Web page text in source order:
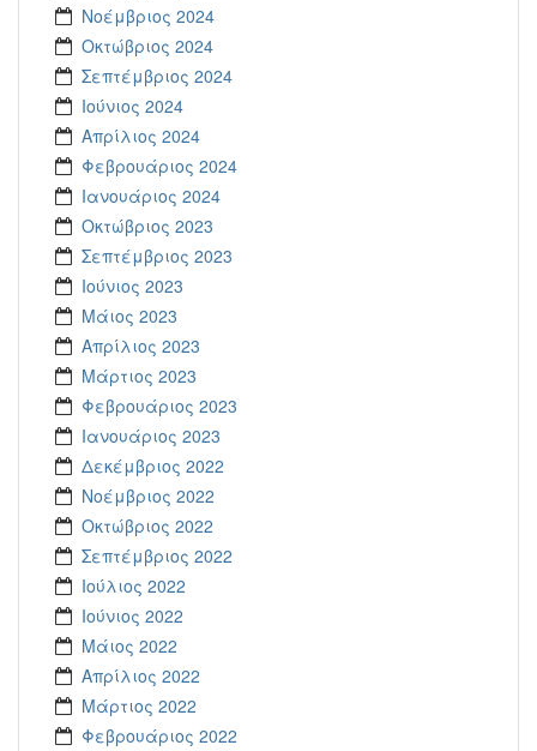
Νοέμβριος 2024
Οκτώβριος 2024
Σεπτέμβριος 2024
Ιούνιος 2024
Απρίλιος 2024
Φεβρουάριος 2024
Ιανουάριος 2024
Οκτώβριος 2023
Σεπτέμβριος 2023
Ιούνιος 2023
Μάιος 2023
Απρίλιος 2023
Μάρτιος 2023
Φεβρουάριος 2023
Ιανουάριος 2023
Δεκέμβριος 2022
Νοέμβριος 2022
Οκτώβριος 2022
Σεπτέμβριος 2022
Ιούλιος 2022
Ιούνιος 2022
Μάιος 2022
Απρίλιος 2022
Μάρτιος 2022
Φεβρουάριος 2022